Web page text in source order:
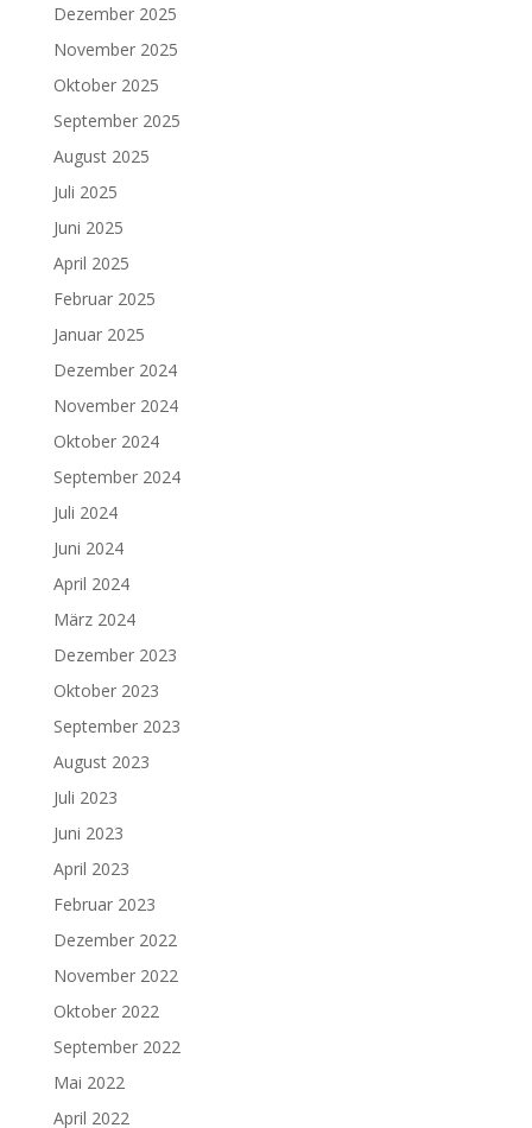
Dezember 2025
November 2025
Oktober 2025
September 2025
August 2025
Juli 2025
Juni 2025
April 2025
Februar 2025
Januar 2025
Dezember 2024
November 2024
Oktober 2024
September 2024
Juli 2024
Juni 2024
April 2024
März 2024
Dezember 2023
Oktober 2023
September 2023
August 2023
Juli 2023
Juni 2023
April 2023
Februar 2023
Dezember 2022
November 2022
Oktober 2022
September 2022
Mai 2022
April 2022